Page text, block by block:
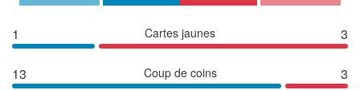
1 Cartes jaunes 3
13 Coup de coins 3